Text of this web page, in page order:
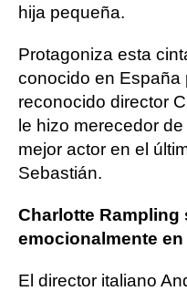
hija pequeña.
Protagoniza esta
conocido en España
reconocido director
le hizo merecedor
mejor actor en el
Sebastián.
Charlotte Rampling
emocionalmente
El director italiano